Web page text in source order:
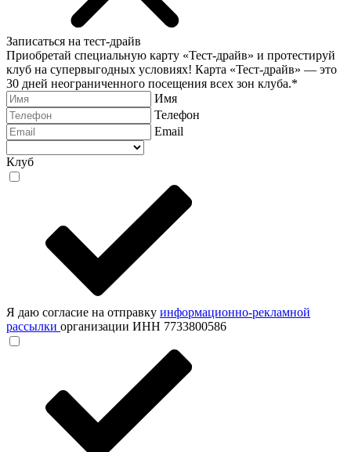
Записаться на тест-драйв
Приобретай специальную карту «Тест-драйв» и протестируй
клуб на супервыгодных условиях! Карта «Тест-драйв» — это
30 дней неограниченного посещения всех зон клуба.*
Имя
Телефон
Email
Клуб
Я даю согласие на отправку информационно-рекламной
рассылки организации ИНН 7733800586